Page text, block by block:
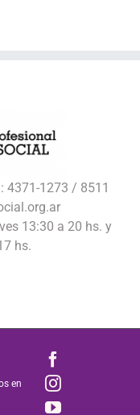
4371-1273 / 8511
13:30 a 20 hs. y
hs.
en
Instagram
YouTube